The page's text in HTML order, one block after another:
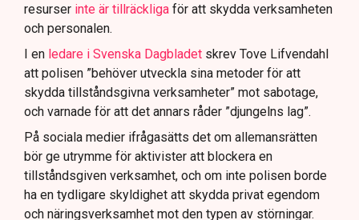
resurser inte är tillräckliga för att skydda verksamheten
och personalen.
I en ledare i Svenska Dagbladet skrev Tove Lifvendahl
att polisen ”behöver utveckla sina metoder för att
skydda tillståndsgivna verksamheter” mot sabotage,
och varnade för att det annars råder ”djungelns lag”.
På sociala medier ifrågasätts det om allemansrätten
bör ge utrymme för aktivister att blockera en
tillståndsgiven verksamhet, och om inte polisen borde
ha en tydligare skyldighet att skydda privat egendom
och näringsverksamhet mot den typen av störningar.